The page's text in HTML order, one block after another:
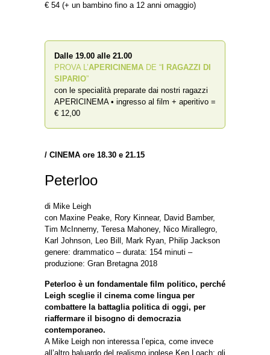
€ 54 (+ un bambino fino a 12 anni omaggio)
Dalle 19.00 alle 21.00
PROVA L’APERICINEMA DE “ I RAGAZZI DI
SIPARIO”
con le specialità preparate dai nostri ragazzi
APERICINEMA • ingresso al film + aperitivo =
€ 12,00
/ CINEMA ore 18.30 e 21.15
Peterloo
di Mike Leigh
con Maxine Peake, Rory Kinnear, David Bamber,
Tim McInnerny, Teresa Mahoney, Nico Mirallegro,
Karl Johnson, Leo Bill, Mark Ryan, Philip Jackson
genere: drammatico – durata: 154 minuti –
produzione: Gran Bretagna 2018
Peterloo è un fondamentale film politico, perché
Leigh sceglie il cinema come lingua per
combattere la battaglia politica di oggi, per
riaffermare il bisogno di democrazia
contemporaneo.
A Mike Leigh non interessa l’epica, come invece
all’altro baluardo del realismo inglese Ken Loach; gli